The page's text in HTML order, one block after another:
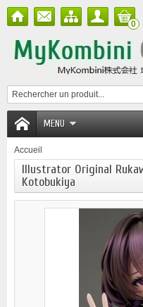
0
MENU
Accueil
Illustrator Original
Kotobukiya